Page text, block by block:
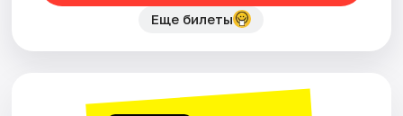
Еще билеты